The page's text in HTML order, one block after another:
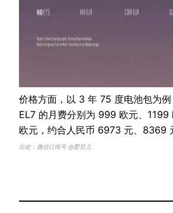
价格方面，以 3 年 75 度电池包为例
EL7 的月费分别为 999 欧元、1199
欧元，约合人民币 6973 元、8369
出处：微信订阅号 @爱范儿